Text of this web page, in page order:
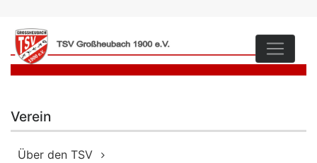
Verein
Über den TSV